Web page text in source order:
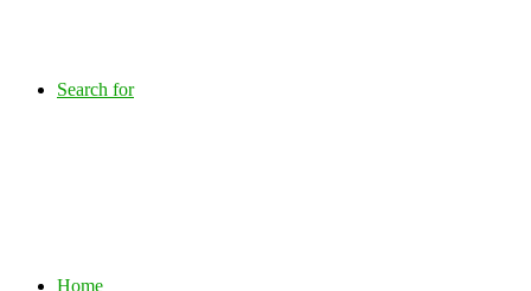
Search for
Home